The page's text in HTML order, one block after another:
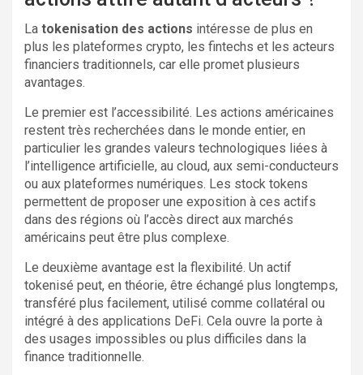
La tokenisation des actions intéresse de plus en
plus les plateformes crypto, les fintechs et les acteurs
financiers traditionnels, car elle promet plusieurs
avantages.
Le premier est l’accessibilité. Les actions américaines
restent très recherchées dans le monde entier, en
particulier les grandes valeurs technologiques liées à
l’intelligence artificielle, au cloud, aux semi-conducteurs
ou aux plateformes numériques. Les stock tokens
permettent de proposer une exposition à ces actifs
dans des régions où l’accès direct aux marchés
américains peut être plus complexe.
Le deuxième avantage est la flexibilité. Un actif
tokenisé peut, en théorie, être échangé plus longtemps,
transféré plus facilement, utilisé comme collatéral ou
intégré à des applications DeFi. Cela ouvre la porte à
des usages impossibles ou plus difficiles dans la
finance traditionnelle.